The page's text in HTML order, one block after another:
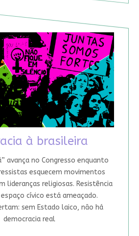
à brasileira
avança no Congresso enquanto
esquecem movimentos
lideranças religiosas. Resistência
cívico está ameaçado.
sem Estado laico, não há
democracia real